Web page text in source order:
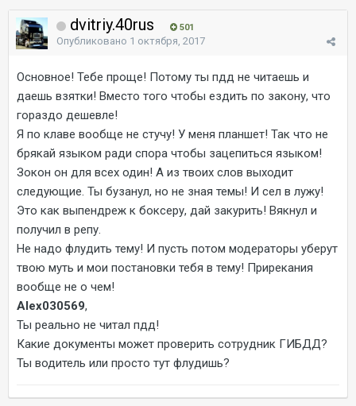
dvitriy.40rus 501
Опубликовано 1 октября, 2017
Основное! Тебе проще! Потому ты пдд не читаешь и
даешь взятки! Вместо того чтобы ездить по закону, что
гораздо дешевле!
Я по клаве вообще не стучу! У меня планшет! Так что не
брякай языком ради спора чтобы зацепиться языком!
Зокон он для всех один! А из твоих слов выходит
следующие. Ты бузанул, но не зная темы! И сел в лужу!
Это как выпендреж к боксеру, дай закурить! Вякнул и
получил в репу.
Не надо флудить тему! И пусть потом модераторы уберут
твою муть и мои постановки тебя в тему! Прирекания
вообще не о чем!
Alex030569,
Ты реально не читал пдд!
Какие документы может проверить сотрудник ГИБДД?
Ты водитель или просто тут флудишь?